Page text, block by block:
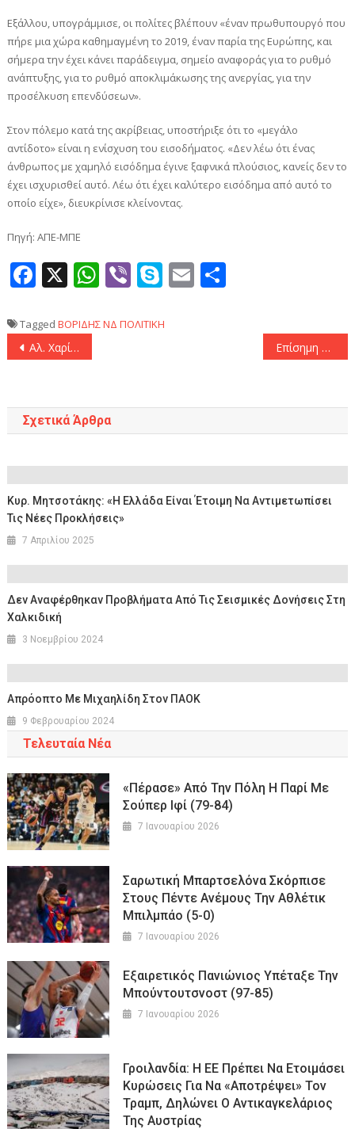
Εξάλλου, υπογράμμισε, οι πολίτες βλέπουν «έναν πρωθυπουργό που
πήρε μια χώρα καθημαγμένη το 2019, έναν παρία της Ευρώπης, και
σήμερα την έχει κάνει παράδειγμα, σημείο αναφοράς για το ρυθμό
ανάπτυξης, για το ρυθμό αποκλιμάκωσης της ανεργίας, για την
προσέλκυση επενδύσεων».
Στον πόλεμο κατά της ακρίβειας, υποστήριξε ότι το «μεγάλο
αντίδοτο» είναι η ενίσχυση του εισοδήματος. «Δεν λέω ότι ένας
άνθρωπος με χαμηλό εισόδημα έγινε ξαφνικά πλούσιος, κανείς δεν το
έχει ισχυρισθεί αυτό. Λέω ότι έχει καλύτερο εισόδημα από αυτό το
οποίο είχε», διευκρίνισε κλείνοντας.
Πηγή: ΑΠΕ-ΜΠΕ
Facebook
X WhatsApp
ViberSkype
Email
Tagged ΒΟΡΙΔΗΣΝΔ ΠΟΛΙΤΙΚΗ
Πλοήγηση
Αλ. Χαρίτσης: «Η Ευρωπαία εισαγγελέας επιβεβαιώνει τη συγκάλυψη της κυβέρνησης για το έγκλημα των Τεμπών» Επίσημη επίσκεψη ΥΕΘΑ στη Λιθουανία
Σχετικά Άρθρα
Κυρ. Μητσοτάκης: «Η Ελλάδα Είναι Έτοιμη Να Αντιμετωπίσει
Τις Νέες Προκλήσεις»
7 Απριλίου 2025
Δεν Αναφέρθηκαν Προβλήματα Από Τις Σεισμικές Δονήσεις Στη
Χαλκιδική
3 Νοεμβρίου 2024
Απρόοπτο Με Μιχαηλίδη Στον ΠΑΟΚ
9 Φεβρουαρίου 2024
Τελευταία Νέα
«Πέρασε» Από Την Πόλη Η Παρί Με
Σούπερ Ιφί (79-84)
7 Ιανουαρίου 2026
Σαρωτική Μπαρτσελόνα Σκόρπισε
Στους Πέντε Ανέμους Την Αθλέτικ
Μπιλμπάο (5-0)
7 Ιανουαρίου 2026
Εξαιρετικός Πανιώνιος Υπέταξε Την
Μπούντουτσνοστ (97-85)
7 Ιανουαρίου 2026
Γροιλανδία: Η ΕΕ Πρέπει Να Ετοιμάσει
Κυρώσεις Για Να «αποτρέψει» Τον
Τραμπ, Δηλώνει Ο Αντικαγκελάριος
Της Αυστρίας